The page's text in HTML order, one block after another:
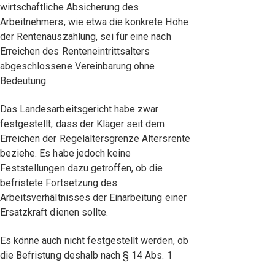
wirtschaftliche Absicherung des
Arbeitnehmers, wie etwa die konkrete Höhe
der Rentenauszahlung, sei für eine nach
Erreichen des Renteneintrittsalters
abgeschlossene Vereinbarung ohne
Bedeutung.
Das Landesarbeitsgericht habe zwar
festgestellt, dass der Kläger seit dem
Erreichen der Regelaltersgrenze Altersrente
beziehe. Es habe jedoch keine
Feststellungen dazu getroffen, ob die
befristete Fortsetzung des
Arbeitsverhältnisses der Einarbeitung einer
Ersatzkraft dienen sollte.
Es könne auch nicht festgestellt werden, ob
die Befristung deshalb nach § 14 Abs. 1